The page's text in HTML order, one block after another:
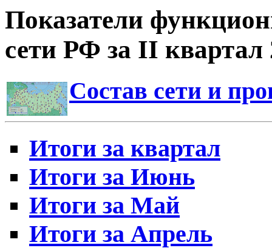
Показатели
сети РФ за II квартал
Состав сети и
Итоги за квартал
Итоги за Июнь
Итоги за Май
Итоги за Апрель